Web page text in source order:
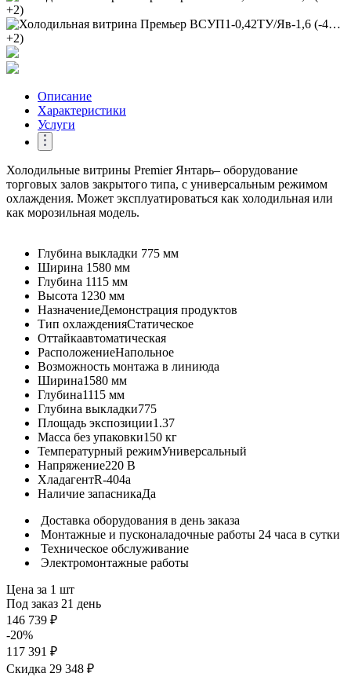
Описание
Характеристики
Услуги
Холодильные витрины Premier Янтарь– оборудование
торговых залов закрытого типа, с универсальным режимом
охлаждения. Может эксплуатироваться как холодильная или
как морозильная модель.
Глубина выкладки 775 мм
Ширина 1580 мм
Глубина 1115 мм
Высота 1230 мм
НазначениеДемонстрация продуктов
Тип охлажденияСтатическое
Оттайкаавтоматическая
РасположениеНапольное
Возможность монтажа в линиюда
Ширина1580 мм
Глубина1115 мм
Глубина выкладки775
Площадь экспозиции1.37
Масса без упаковки150 кг
Температурный режимУниверсальный
Напряжение220 В
ХладагентR-404a
Наличие запасникаДа
Доставка оборудования в день заказа
Монтажные и пусконаладочные работы 24 часа в сутки
Техническое обслуживание
Электромонтажные работы
Цена за 1 шт
Под заказ 21 день
146 739 ₽
-20%
117 391 ₽
Скидка 29 348 ₽